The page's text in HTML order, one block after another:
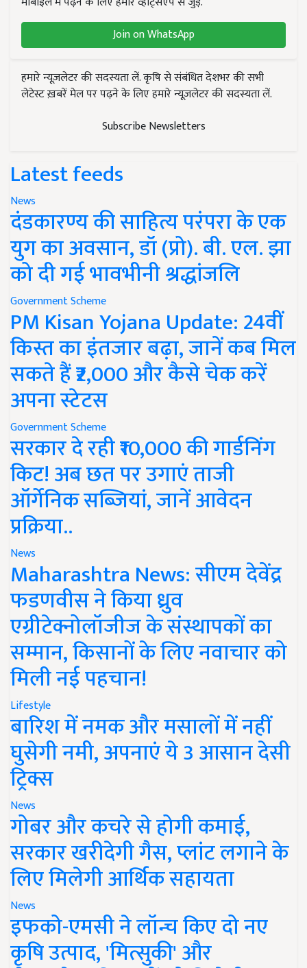
Join on WhatsApp
हमारे न्यूज़लेटर की सदस्यता लें. कृषि से संबंधित देशभर की सभी
लेटेस्ट ख़बरें मेल पर पढ़ने के लिए हमारे न्यूज़लेटर की सदस्यता लें.
Subscribe Newsletters
Latest feeds
News
दंडकारण्य की साहित्य परंपरा के एक
युग का अवसान, डॉ (प्रो). बी. एल. झा
को दी गई भावभीनी श्रद्धांजलि
Government Scheme
PM Kisan Yojana Update: 24वीं
किस्त का इंतजार बढ़ा, जानें कब मिल
सकते हैं ₹2,000 और कैसे चेक करें
अपना स्टेटस
Government Scheme
सरकार दे रही ₹10,000 की गार्डनिंग
किट! अब छत पर उगाएं ताजी
ऑर्गेनिक सब्जियां, जानें आवेदन
प्रक्रिया..
News
Maharashtra News: सीएम देवेंद्र
फडणवीस ने किया ध्रुव
एग्रीटेक्नोलॉजीज के संस्थापकों का
सम्मान, किसानों के लिए नवाचार को
मिली नई पहचान!
Lifestyle
बारिश में नमक और मसालों में नहीं
घुसेगी नमी, अपनाएं ये 3 आसान देसी
ट्रिक्स
News
गोबर और कचरे से होगी कमाई,
सरकार खरीदेगी गैस, प्लांट लगाने के
लिए मिलेगी आर्थिक सहायता
News
इफको-एमसी ने लॉन्च किए दो नए
कृषि उत्पाद, 'मित्सुकी' और